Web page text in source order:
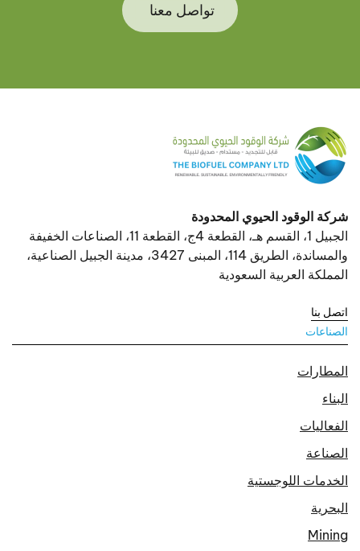
تواصل معنا
شركة الوقود الحيوي المحدودة
الجبيل 1، القسم هـ، القطعة 4ج، القطعة 11، الصناعات الخفيفة
والمساندة، الطريق 114، المبنى 3427، مدينة الجبيل الصناعية،
المملكة العربية السعودية
اتصل بنا
الصناعات
المطارات
البناء
الفعاليات
الصناعة
الخدمات اللوجستية
البحرية
Mining